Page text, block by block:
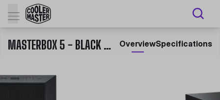
MASTERBOX 5 - BLACK WITH MESHFLOW FRONT PANEL OverviewSpecifications